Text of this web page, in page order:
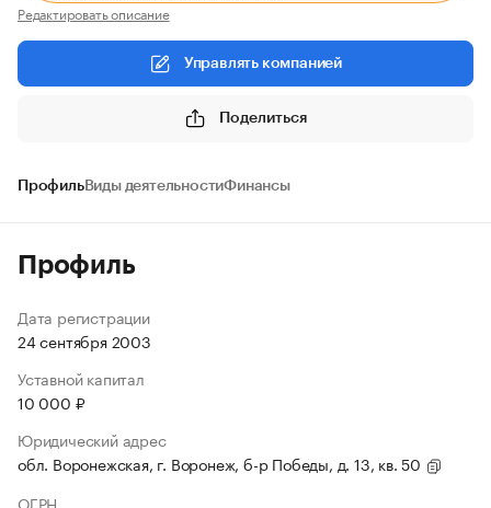
Редактировать описание
Управлять компанией
Поделиться
ПрофильВиды деятельностиФинансы
Профиль
Дата регистрации
24 сентября 2003
Уставной капитал
10 000 ₽
Юридический адрес
обл. Воронежская, г. Воронеж, б-р Победы, д. 13, кв. 50
ОГРН